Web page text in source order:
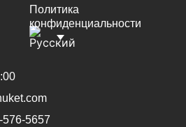
Политика
конфиденциальности
576-5657